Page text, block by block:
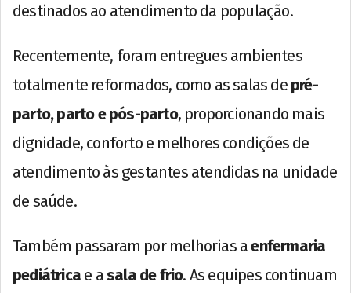
destinados ao atendimento da população.
Recentemente, foram entregues ambientes
totalmente reformados, como as salas de pré-
parto, parto e pós-parto, proporcionando mais
dignidade, conforto e melhores condições de
atendimento às gestantes atendidas na unidade
de saúde.
Também passaram por melhorias aenfermaria
pediátrica e asala de frio. As equipes continuam